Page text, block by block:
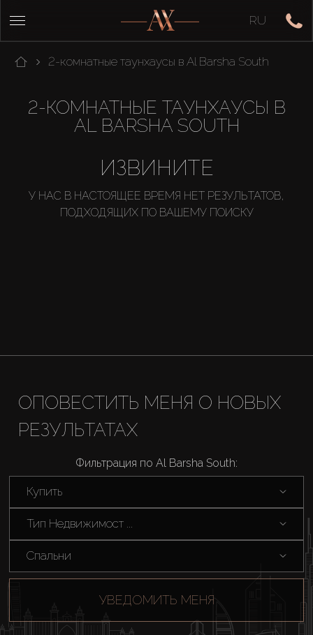
RU
2-комнатные таунхаусы в Al Barsha South
2-КОМНАТНЫЕ ТАУНХАУСЫ В
AL BARSHA SOUTH
ИЗВИНИТЕ
У НАС В НАСТОЯЩЕЕ ВРЕМЯ НЕТ РЕЗУЛЬТАТОВ,
ПОДХОДЯЩИХ ПО ВАШЕМУ ПОИСКУ
ОПОВЕСТИТЬ МЕНЯ О НОВЫХ
РЕЗУЛЬТАТАХ
Фильтрация по Al Barsha South:
Купить
Тип Недвижимост ...
Спальни
УВЕДОМИТЬ МЕНЯ